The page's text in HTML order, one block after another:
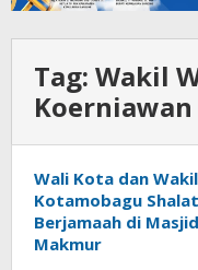
Tag: Wakil
Koerniawan
Wali Kota dan
Kotamobagu
Berjamaah di
Makmur